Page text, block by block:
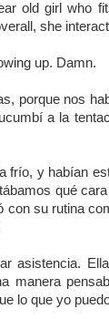
old girl who
she
up. Damn.
porque nos
a la
y habían
qué
su rutina
asistencia.
manera
lo que yo